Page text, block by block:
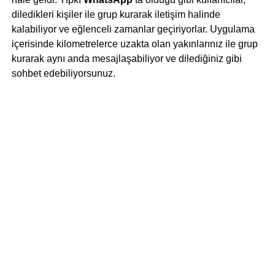
diledikleri kişiler ile grup kurarak iletişim halinde
kalabiliyor ve eğlenceli zamanlar geçiriyorlar. Uygulama
içerisinde kilometrelerce uzakta olan yakınlarınız ile grup
kurarak aynı anda mesajlaşabiliyor ve dilediğiniz gibi
sohbet edebiliyorsunuz.